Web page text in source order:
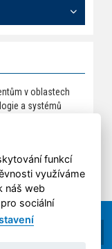
v oblastech
a systémů
funkcí
využíváme
náš web
sociální